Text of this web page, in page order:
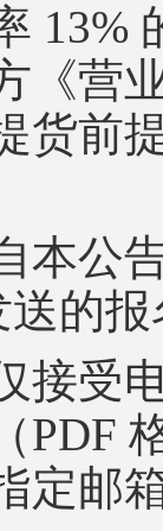
13%
《营
货前
本公
送的
接受
PDF
定邮